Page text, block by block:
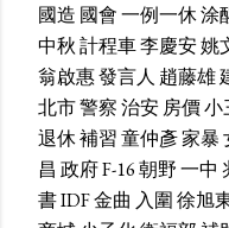
國造 國會一例一休涂
中秋計程車李慶安姚
翁啟惠發言人 趙藤雄
北市警察治安房價小
退休補習童仲彥家暴
昌 政府F-16朝野一中
書IDF金曲 入圍徐旭